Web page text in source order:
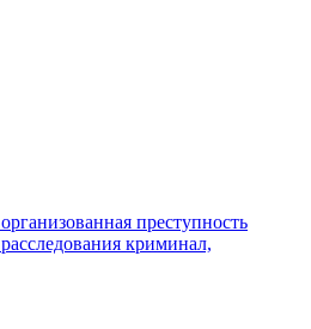
организованная преступность
расследования криминал,